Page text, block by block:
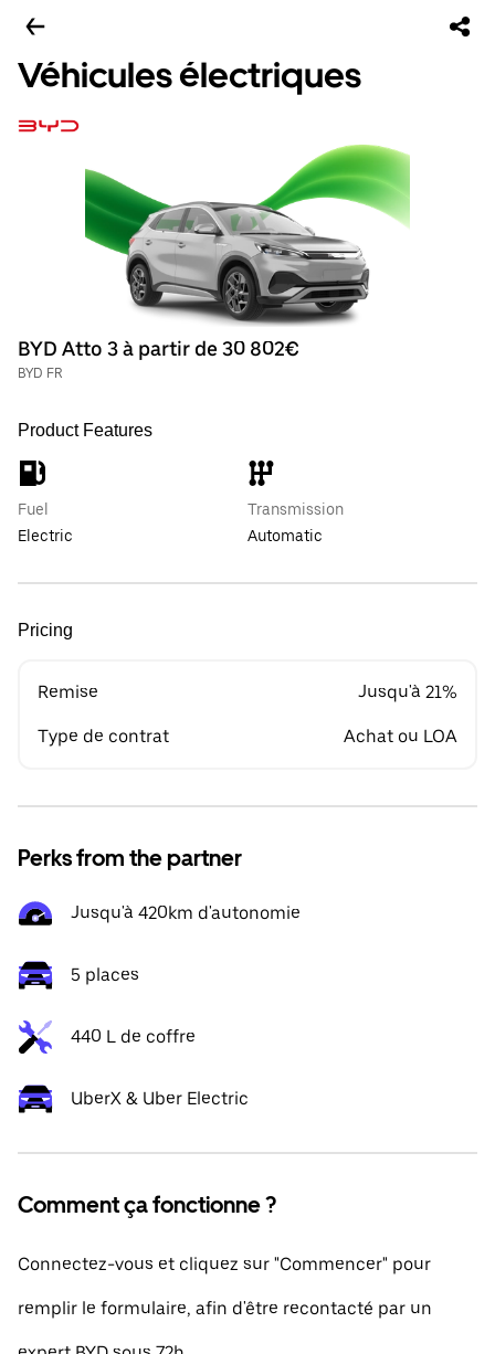
Véhicules électriques
BYD Atto 3 à partir de 30 802€
BYD FR
Product Features
Fuel
Electric
Transmission
Automatic
Pricing
Remise Jusqu'à 21%
Type de contrat Achat ou LOA
Perks from the partner
Jusqu'à 420km d'autonomie
5 places
440 L de coffre
UberX & Uber Electric
Comment ça fonctionne ?
Connectez-vous et cliquez sur "Commencer" pour
remplir le formulaire, afin d'être recontacté par un